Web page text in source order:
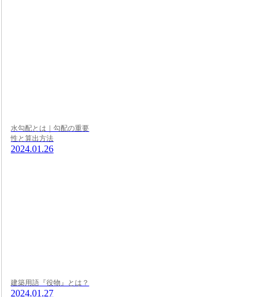
水勾配とは｜勾配の重要
性と算出方法
2024.01.26
建築用語『役物』とは？
2024.01.27